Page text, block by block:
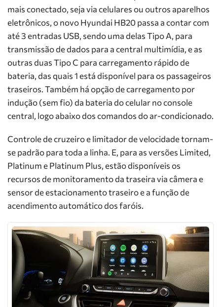
mais conectado, seja via celulares ou outros aparelhos
eletrônicos, o novo Hyundai HB20 passa a contar com
até 3 entradas USB, sendo uma delas Tipo A, para
transmissão de dados para a central multimídia, e as
outras duas Tipo C para carregamento rápido de
bateria, das quais 1 está disponível para os passageiros
traseiros. Também há opção de carregamento por
indução (sem fio) da bateria do celular no console
central, logo abaixo dos comandos do ar-condicionado.
Controle de cruzeiro e limitador de velocidade tornam-
se padrão para toda a linha. E, para as versões Limited,
Platinum e Platinum Plus, estão disponíveis os
recursos de monitoramento da traseira via câmera e
sensor de estacionamento traseiro e a função de
acendimento automático dos faróis.